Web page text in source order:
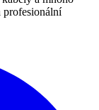
profesionální